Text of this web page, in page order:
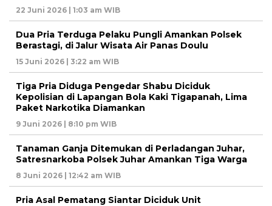
22 Juni 2026 | 1:03 am WIB
Dua Pria Terduga Pelaku Pungli Amankan Polsek
Berastagi, di Jalur Wisata Air Panas Doulu
15 Juni 2026 | 3:22 am WIB
Tiga Pria Diduga Pengedar Shabu Diciduk
Kepolisian di Lapangan Bola Kaki Tigapanah, Lima
Paket Narkotika Diamankan
9 Juni 2026 | 8:10 pm WIB
Tanaman Ganja Ditemukan di Perladangan Juhar,
Satresnarkoba Polsek Juhar Amankan Tiga Warga
8 Juni 2026 | 12:42 am WIB
Pria Asal Pematang Siantar Diciduk Unit